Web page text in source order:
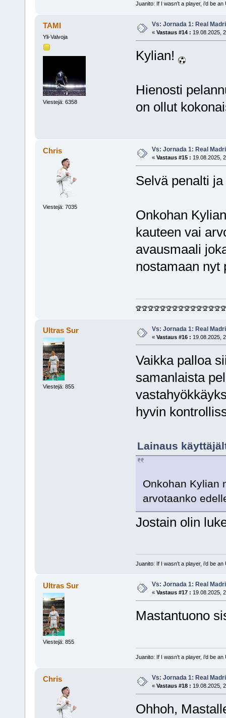
Juanito: If I wasn’t a player, i’d be an
TAMI
Yli-Valvoja
Viestejä: 6358
Vs: Jornada 1: Real
« Vastaus #14 : 19.08.2025,
Kylian!
Hienosti
on ollut
Chris
Viestejä: 7035
Vs: Jornada 1: Real
« Vastaus #15 : 19.08.2025,
Selvä penalti
Onkohan
kauteen vai
avausmaali
nostamaan nyt
🏆🏆🏆🏆🏆🏆🏆🏆🏆🏆🏆🏆🏆🏆🏆
Ultras Sur
Viestejä: 855
Vs: Jornada 1: Real
« Vastaus #16 : 19.08.2025,
Vaikka palloa
samanlaista
hyvin
Lainaus
Onkohan Kylian
arvotaanko
Jostain olin
Juanito: If I wasn’t a player, i’d be an
Ultras Sur
Viestejä: 855
Vs: Jornada 1: Real
« Vastaus #17 : 19.08.2025,
Mastantuono
Juanito: If I wasn’t a player, i’d be an
Chris Vs: Jornada 1: Real
« Vastaus #18 : 19.08.2025,
Ohhoh,